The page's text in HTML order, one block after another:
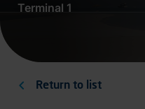
Terminal 1
Return to list